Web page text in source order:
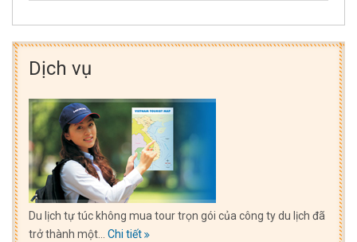
Dịch vụ
Du lịch tự túc không mua tour trọn gói của công ty du lịch đã
trở thành một... Chi tiết